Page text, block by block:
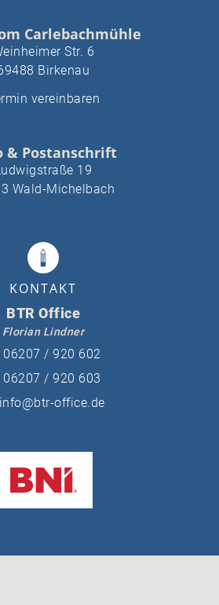
KONTAKT
BTR Office
Florian Lindner
06207 / 920 602
06207 / 920 603
info@btr-office.de
Carlebachmühle
Str. 6
Birkenau
vereinbaren
& Postanschrift
19
Wald-Michelbach